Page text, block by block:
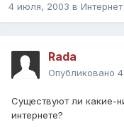
4 июля, 2003 в Интернет
Rada
Опубликовано
Существуют ли какие-
интернете?